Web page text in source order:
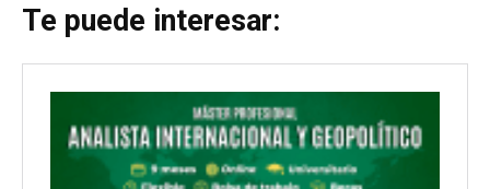
Te puede interesar: